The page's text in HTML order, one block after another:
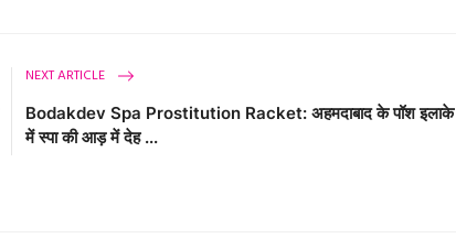
NEXT ARTICLE
Bodakdev Spa Prostitution Racket: अहमदाबाद के पॉश इलाके
में स्पा की आड़ में देह ...